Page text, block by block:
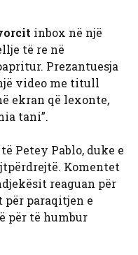
inbox në një
të re në
Prezantuesja
video me titull
ekran që lexonte,
tani”.
Petey Pablo, duke e
Komentet
reaguan për
për paraqitjen e
për të humbur